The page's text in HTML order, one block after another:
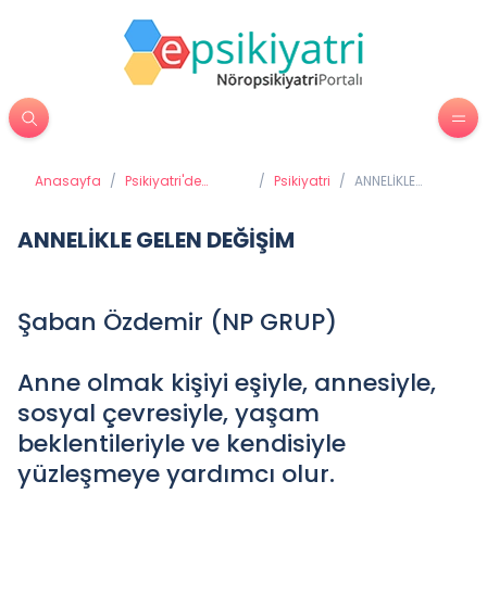
Anasayfa / Psikiyatri'de
/ Psikiyatri / ANNELİKLE
ANNELİKLE GELEN DEĞİŞİM
Şaban Özdemir (NP GRUP)
Anne olmak kişiyi eşiyle, annesiyle,
sosyal çevresiyle, yaşam
beklentileriyle ve kendisiyle
yüzleşmeye yardımcı olur.